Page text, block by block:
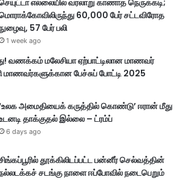
எல்லையில் வரலாறு காணாத நெருக்கடி;
60,000 பேர் சட்டவிரோத
57 பேர் பலி
1 week ago
வணக்கம் மலேசியா ஏற்பாட்டிலான மாணவர்
மாணவர்களுக்கான பேச்சுப் போட்டி 2025
அமைதியைக் கருத்தில் கொண்டு’ ஈரான் மீது
தாக்குதல் இல்லை – ட்ரம்ப்
6 days ago
தூக்கிலிடப்பட்ட பன்னீர் செல்வத்தின்
சடங்கு நாளை ஈப்போவில் நடைபெறும்